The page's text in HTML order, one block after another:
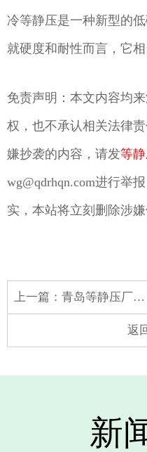
冷等静压是一种新型的
就硬度和耐性而言，它
免责声明：本文内容均
权，也不承认相关法律
嫌抄袭的内容，请发等
wg@qdrhqn.com进行举
实，本站将立刻删除涉嫌
上一篇： 青岛等静压厂家带您了解冷等静压机的制作商会让您了解他的技术
返
新